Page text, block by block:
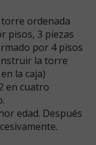
ordenada
pisos, 3 piezas
por 4 pisos
la torre
la caja)
en cuatro
edad. Después